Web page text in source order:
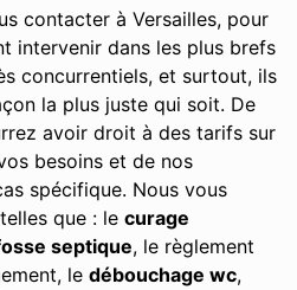
contacter à Versailles, pour
intervenir dans les plus brefs
concurrentiels, et surtout, ils
la plus juste qui soit. De
avoir droit à des tarifs sur
besoins et de nos
spécifique. Nous vous
que : le curage
septique, le règlement
le débouchage wc,